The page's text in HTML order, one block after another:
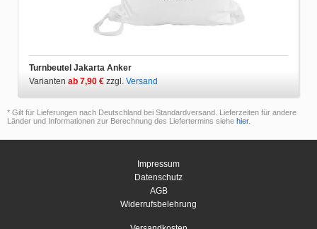
Turnbeutel Jakarta Anker
Varianten ab 7,90 € zzgl. Versand
* Gilt für Lieferungen nach Deutschland bei Standardversand. Lieferzeiten für andere
Länder und Informationen zur Berechnung des Liefertermins siehe hier.
Impressum
Datenschutz
AGB
Widerrufsbelehrung